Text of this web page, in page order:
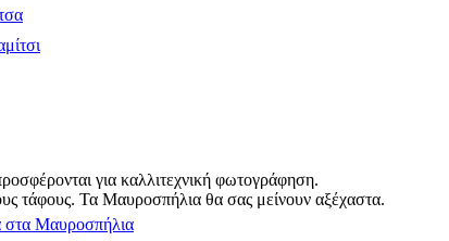
για καλλιτεχνική φωτογράφηση.
τάφους. Τα Μαυροσπήλια θα σας μείνουν αξέχαστα.